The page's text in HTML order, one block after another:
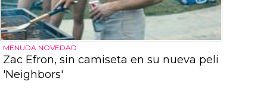
MENUDA NOVEDAD
Zac Efron, sin camiseta en su nueva peli
'Neighbors'